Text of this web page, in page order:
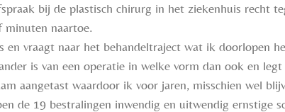
bij de plastisch chirurg in het ziekenhuis recht
naartoe.
en vraagt naar het behandeltraject wat ik doorlopen
is van een operatie in welke vorm dan ook en
aangetast waardoor ik voor jaren, misschien wel
de 19 bestralingen inwendig en uitwendig ernstige